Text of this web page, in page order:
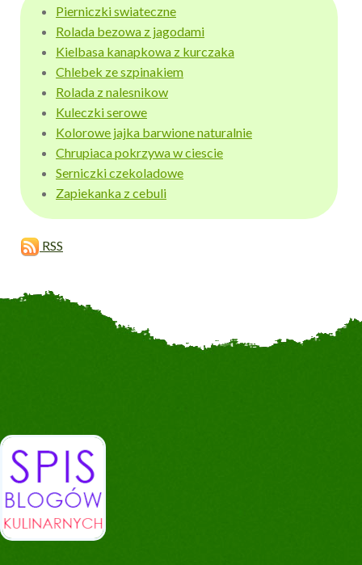
Pierniczki swiateczne
Rolada bezowa z jagodami
Kielbasa kanapkowa z kurczaka
Chlebek ze szpinakiem
Rolada z nalesnikow
Kuleczki serowe
Kolorowe jajka barwione naturalnie
Chrupiaca pokrzywa w ciescie
Serniczki czekoladowe
Zapiekanka z cebuli
RSS